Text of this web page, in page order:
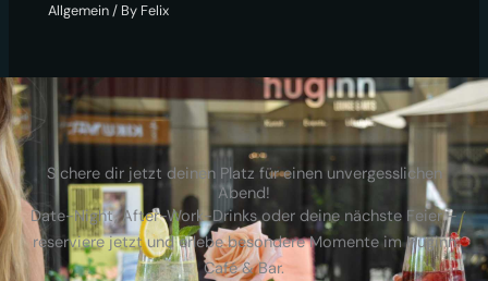
Allgemein/ By Felix
Sichere dir jetzt deinen Platz für einen unvergesslichen
Abend!
Date-Night, After-Work-Drinks oder deine nächste Feier –
reserviere jetzt und erlebe besondere Momente im Huginn
Café & Bar.